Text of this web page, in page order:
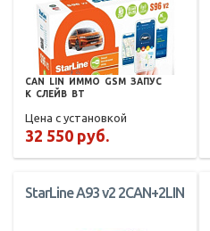
CAN LIN ИММО GSM ЗАПУС
К СЛЕЙВ BT
Цена с установкой
32 550 руб.
StarLine A93 v2 2CAN+2LIN